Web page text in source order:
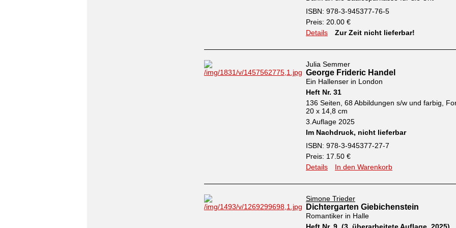
ISBN: 978-3-945377-76-5
Preis: 20.00 €
Details
Zur Zeit nicht lieferbar!
Julia Semmer
George Frideric Handel
Ein Hallenser in London
Heft Nr. 31
136 Seiten, 68 Abbildungen s/w und farbig,
20 x 14,8 cm
3.Auflage 2025
Im Nachdruck, nicht lieferbar
ISBN: 978-3-945377-27-7
Preis: 17.50 €
Details
In den Warenkorb
Simone Trieder
Dichtergarten Giebichenstein
Romantiker in Halle